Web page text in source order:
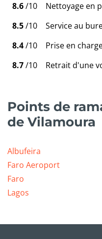
8.6/10
Nettoyage en
8.5/10
Service au
8.4/10
Prise en
8.7/10 Retrait d'une
Points de
de Vilamoura
Albufeira
Faro Aeroport
Faro
Lagos